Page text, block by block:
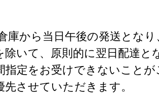
庫から当日午後の発送となり
除いて、原則的に翌日配達と
指定をお受けできないこと
先させていただきます。